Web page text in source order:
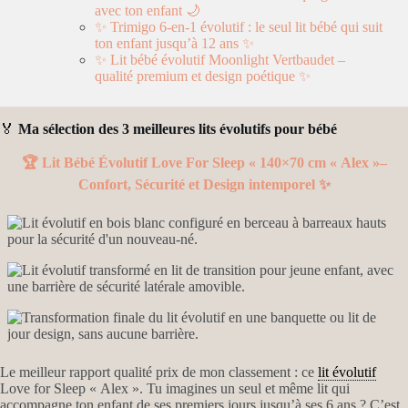
avec ton enfant 🌙
✨ Trimigo 6-en-1 évolutif : le seul lit bébé qui suit
ton enfant jusqu’à 12 ans ✨
✨ Lit bébé évolutif Moonlight Vertbaudet –
qualité premium et design poétique ✨
🏅 Ma sélection des 3 meilleures lits évolutifs pour bébé
🏆Lit Bébé Évolutif Love For Sleep « 140×70 cm « Alex »–
Confort, Sécurité et Design intemporel ✨
Le meilleur rapport qualité prix de mon classement : ce lit évolutif
Love for Sleep « Alex ». Tu imagines un seul et même lit qui
accompagne ton enfant de ses premiers jours jusqu’à ses 6 ans ? C’est